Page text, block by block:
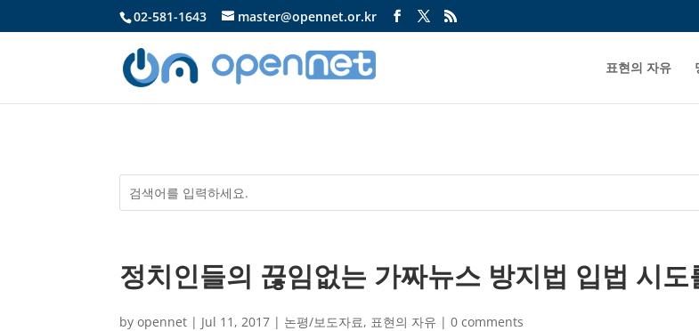
02-581-1643 master@opennet.or.kr
표현의 자유
정치인들의 끊임없는 가짜뉴스 방지법 입법 시
byopennet | Jul 11, 2017 | 논평/보도자료, 표현의 자유 |0 comments